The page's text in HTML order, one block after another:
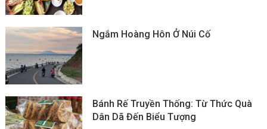
Ngắm Hoàng Hôn Ở Núi Cố
Bánh Rế Truyền Thống: Từ Thức Quà
Dân Dã Đến Biểu Tượng